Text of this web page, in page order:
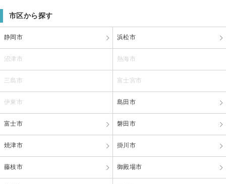
市区から探す
静岡市 浜松市
沼津市 熱海市
三島市 富士宮市
伊東市 島田市
富士市 磐田市
焼津市 掛川市
藤枝市 御殿場市